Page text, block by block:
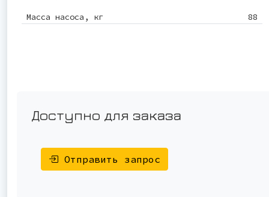
Масса насоса, кг 88
Доступно для заказа
Отправить запрос